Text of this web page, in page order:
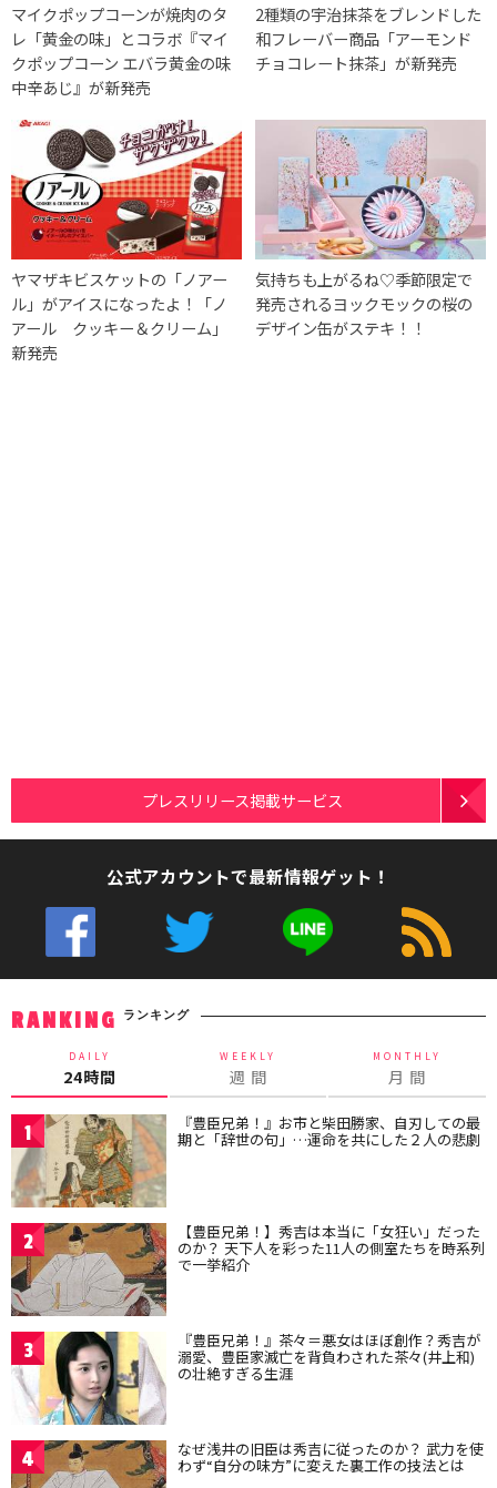
マイクポップコーンが焼肉のタ
レ「黄金の味」とコラボ『マイ
クポップコーン エバラ黄金の味
中辛あじ』が新発売
2種類の宇治抹茶をブレンドした
和フレーバー商品「アーモンド
チョコレート抹茶」が新発売
ヤマザキビスケットの「ノアー
ル」がアイスになったよ！「ノ
アール クッキー＆クリーム」
新発売
気持ちも上がるね♡季節限定で
発売されるヨックモックの桜の
デザイン缶がステキ！！
プレスリリース掲載サービス
公式アカウントで最新情報ゲット！
RANKING ランキング
DAILY
24時間
WEEKLY
週 間
MONTHLY
月 間
1 『豊臣兄弟！』お市と柴田勝家、自刃しての最
期と「辞世の句」…運命を共にした２人の悲劇
2 【豊臣兄弟！】秀吉は本当に「女狂い」だった
のか？ 天下人を彩った11人の側室たちを時系列
で一挙紹介
3 『豊臣兄弟！』茶々＝悪女はほぼ創作？秀吉が
溺愛、豊臣家滅亡を背負わされた茶々(井上和)
の壮絶すぎる生涯
4 なぜ浅井の旧臣は秀吉に従ったのか？ 武力を使
わず“自分の味方”に変えた裏工作の技法とは